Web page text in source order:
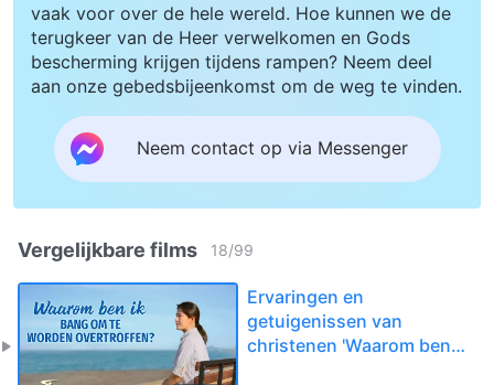
vaak voor over de hele wereld. Hoe kunnen we de
terugkeer van de Heer verwelkomen en Gods
bescherming krijgen tijdens rampen? Neem deel
aan onze gebedsbijeenkomst om de weg te vinden.
Neem contact op via Messenger
Vergelijkbare films 18/99
Ervaringen en
getuigenissen van
christenen 'Waarom ben